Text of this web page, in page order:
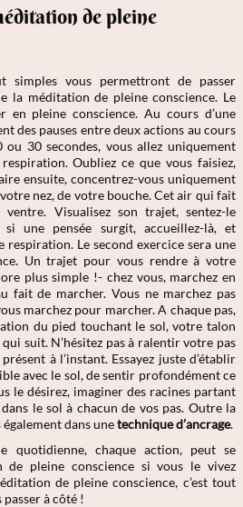
de pleine
simples vous permettront de passer
la méditation de pleine conscience. Le
en pleine conscience. Au cours d’une
des pauses entre deux actions au cours
30 secondes, vous allez uniquement
Oubliez ce que vous faisiez,
ensuite, concentrez-vous uniquement
nez, de votre bouche. Cet air qui fait
Visualisez son trajet, sentez-le
une pensée surgit, accueillez-là, et
respiration. Le second exercice sera une
Un trajet pour vous rendre à votre
plus simple !- chez vous, marchez en
fait de marcher. Vous ne marchez pas
marchez pour marcher. A chaque pas,
du pied touchant le sol, votre talon
suit. N’hésitez pas à ralentir votre pas
à l’instant. Essayez juste d’établir
avec le sol, de sentir profondément ce
le désirez, imaginer des racines partant
le sol à chacun de vos pas. Outre la
dans unetechnique d’ancrage.
quotidienne, chaque action, peut se
de pleine conscience si vous le vivez
de pleine conscience, c’est tout
à côté !